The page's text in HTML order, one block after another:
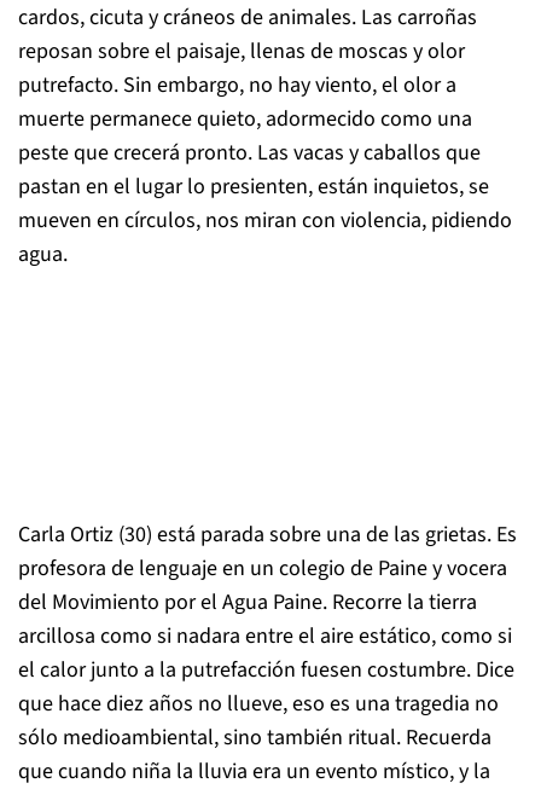
cardos, cicuta y cráneos de animales. Las carroñas
reposan sobre el paisaje, llenas de moscas y olor
putrefacto. Sin embargo, no hay viento, el olor a
muerte permanece quieto, adormecido como una
peste que crecerá pronto. Las vacas y caballos que
pastan en el lugar lo presienten, están inquietos, se
mueven en círculos, nos miran con violencia, pidiendo
agua.
Carla Ortiz (30) está parada sobre una de las grietas. Es
profesora de lenguaje en un colegio de Paine y vocera
del Movimiento por el Agua Paine. Recorre la tierra
arcillosa como si nadara entre el aire estático, como si
el calor junto a la putrefacción fuesen costumbre. Dice
que hace diez años no llueve, eso es una tragedia no
sólo medioambiental, sino también ritual. Recuerda
que cuando niña la lluvia era un evento místico, y la